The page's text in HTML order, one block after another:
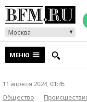
Москва
МЕНЮ
11 апреля 2024, 01:45
Общество